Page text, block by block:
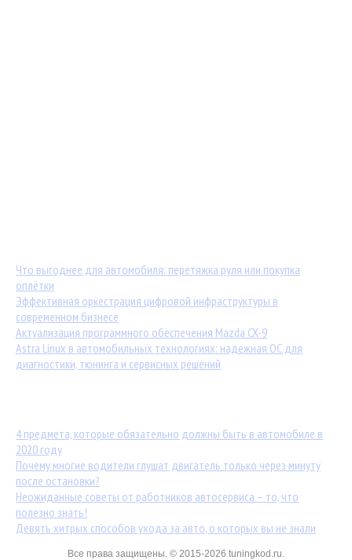
Что выгоднее для автомобиля: перетяжка руля или покупка
оплётки
Эффективная оркестрация цифровой инфраструктуры в
современном бизнесе
Актуализация программного обеспечения Mazda CX-9
Astra Linux в автомобильных технологиях: надежная ОС для
диагностики, тюнинга и сервисных решений
4 предмета, которые обязательно должны быть в автомобиле в
2020 году
Почему многие водители глушат двигатель только через минуту
после остановки?
Неожиданные советы от работников автосервиса – то, что
полезно знать!
Девять хитрых способов ухода за авто, о которых вы не знали
Все права защищены. © 2015-2026 tuningkod.ru.